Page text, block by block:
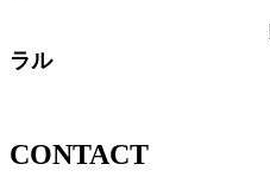
レザー：
ラル
CONTACT